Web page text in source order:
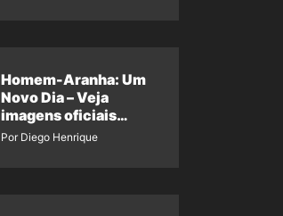
Homem-Aranha: Um
Novo Dia – Veja
imagens oficiais
descartadas do Hulk
Por Diego Henrique